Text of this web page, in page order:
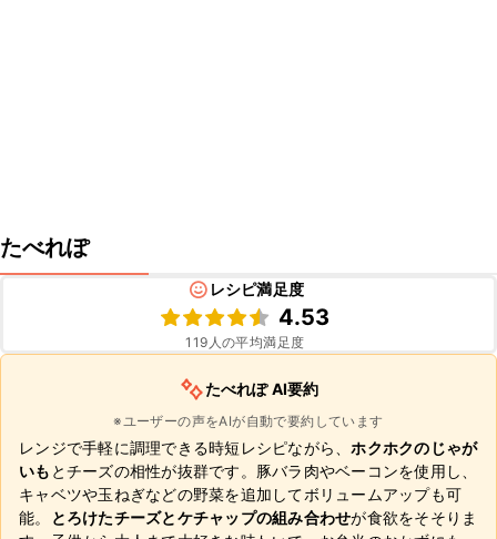
たべれぽ
レシピ満足度
4.53
119 人の平均満足度
たべれぽ AI要約
※ユーザーの声をAIが自動で要約しています
レンジで手軽に調理できる時短レシピながら、ホクホクのじゃが
いも とチーズの相性が抜群です。豚バラ肉やベーコンを使用し、
キャベツや玉ねぎなどの野菜を追加してボリュームアップも可
能。
とろけたチーズとケチャップの組み合わせが食欲をそそりま